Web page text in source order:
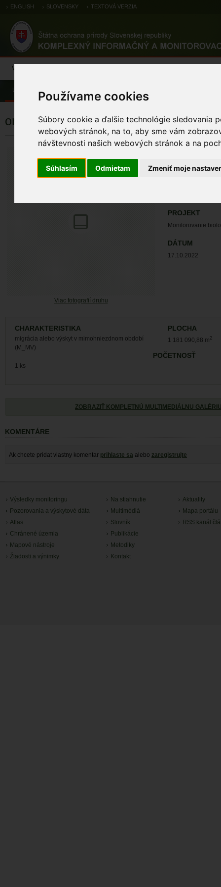
Používame cookies
Súbory cookie a ďalšie technológie sledovania
webových stránok, na to, aby sme vám
návštevnosti našich webových stránok a na
Súhlasím Odmietam Zmeniť moje
ENGLISH SLOVENSKY TEXTOVÁ VERZIA
Výsledky monitoringu
Úvod Pozorovania a výskytové dáta
orliak morský
Viac fotografií druhu
PROJEKT
Monitorovanie
DÁTUM
17.10.2022
CHARAKTERISTIKA
migrácia alebo výskyt v mimohniezdnom období
(M_MV)
PLOCHA
1 181 090,88 m2
POČETNOSŤ
1 ks
ZOBRAZIŤ KOMPLETNÚ MULTIMEDIÁLNU
KOMENTÁRE
Ak chcete pridat vlastny komentar prihlaste sa alebo zaregistrujte
Výsledky monitoringu
Pozorovania a výskytové dáta
Atlas
Chránené územia
Mapové nástroje
Žiadosti a výnimky
Na stiahnutie
Multimédiá
Slovník
Publikácie
Metodiky
Kontakt
Aktuality
Mapa portálu
RSS kanál